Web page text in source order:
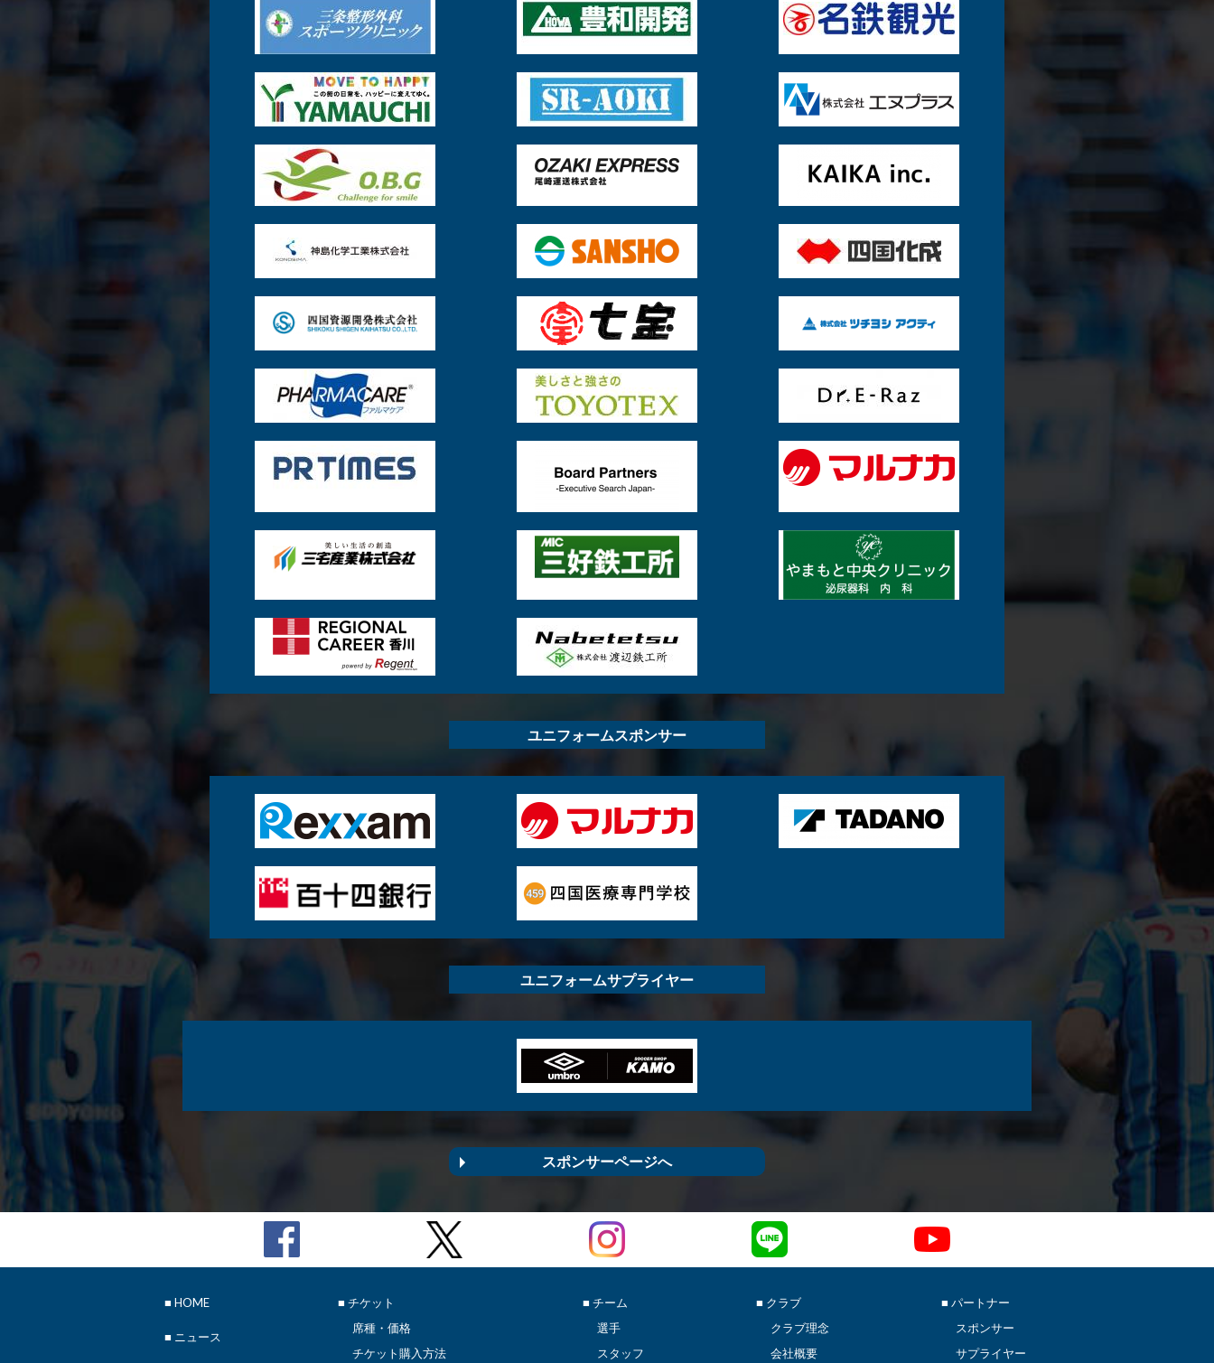
ユニフォームスポンサー
ユニフォームサプライヤー
スポンサーページへ
■ HOME
■ ニュース
■ チケット
席種・価格
チケット購入方法
■ チーム
選手
スタッフ
■ クラブ
クラブ理念
会社概要
■ パートナー
スポンサー
サプライヤー